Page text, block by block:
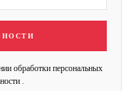
обработки персональных